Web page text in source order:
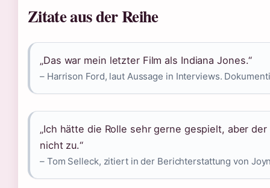
Zitate aus der Reihe
„Das war mein letzter Film als Indiana Jones.“
– Harrison Ford, laut Aussage in Interviews.
„Ich hätte die Rolle sehr gerne gespielt, aber
nicht zu.“
– Tom Selleck, zitiert in der Berichterstattung von